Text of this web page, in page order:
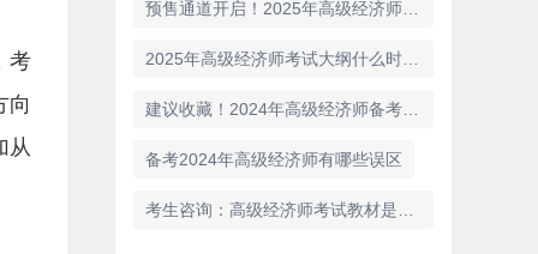
考
向
从
备考2024年高级经济师有哪些误区